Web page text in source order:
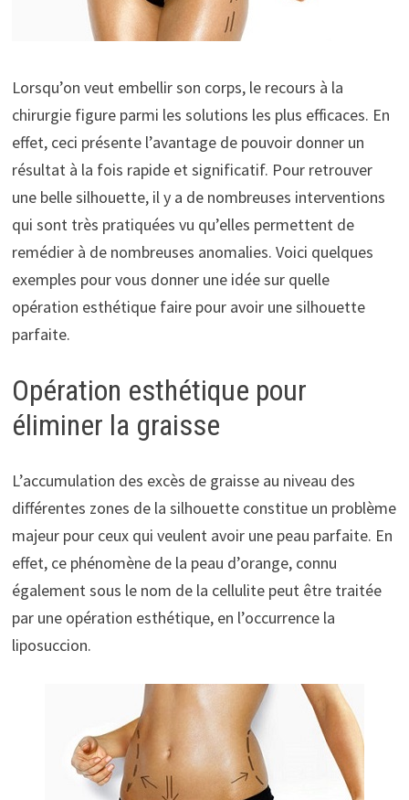
Lorsqu’on veut embellir son corps, le recours à la
chirurgie figure parmi les solutions les plus efficaces. En
effet, ceci présente l’avantage de pouvoir donner un
résultat à la fois rapide et significatif. Pour retrouver
une belle silhouette, il y a de nombreuses interventions
qui sont très pratiquées vu qu’elles permettent de
remédier à de nombreuses anomalies. Voici quelques
exemples pour vous donner une idée sur quelle
opération esthétique faire pour avoir une silhouette
parfaite.
Opération esthétique pour
éliminer la graisse
L’accumulation des excès de graisse au niveau des
différentes zones de la silhouette constitue un problème
majeur pour ceux qui veulent avoir une peau parfaite. En
effet, ce phénomène de la peau d’orange, connu
également sous le nom de la cellulite peut être traitée
par une opération esthétique, en l’occurrence la
liposuccion.